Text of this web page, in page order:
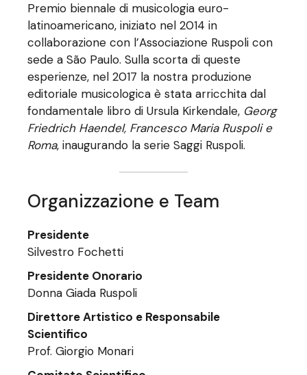
Premio biennale di musicologia euro-
latinoamericano, iniziato nel 2014 in
collaborazione con l’Associazione Ruspoli con
sede a São Paulo. Sulla scorta di queste
esperienze, nel 2017 la nostra produzione
editoriale musicologica è stata arricchita dal
fondamentale libro di Ursula Kirkendale, Georg
Friedrich Haendel, Francesco Maria Ruspoli e
Roma, inaugurando la serie Saggi Ruspoli.
Organizzazione e Team
Presidente
Silvestro Fochetti
Presidente Onorario
Donna Giada Ruspoli
Direttore Artistico e Responsabile
Scientifico
Prof. Giorgio Monari